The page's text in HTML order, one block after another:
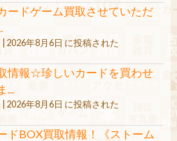
ードゲーム買取させていただ
2026年8月6日 に投稿された
情報☆珍しいカードを買わせ
...
2026年8月6日 に投稿された
ドBOX買取情報！《ストーム